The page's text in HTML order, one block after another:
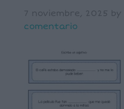
7 noviembre, 2025 by
comentario